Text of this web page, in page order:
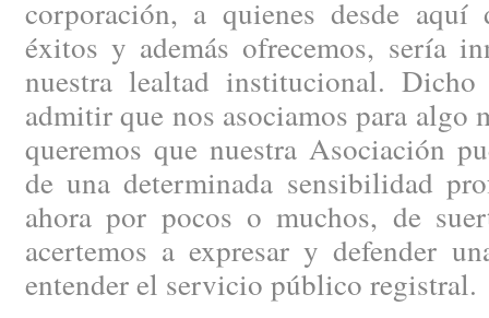
corporación, a quienes desde aquí
éxitos y además ofrecemos, sería
nuestra lealtad institucional.
admitir que nos asociamos para algo
queremos que nuestra Asociación
de una determinada sensibilidad
ahora por pocos o muchos, de
acertemos a expresar y defender
entender el servicio público registral.